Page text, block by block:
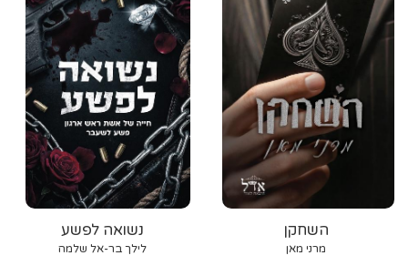
נשואה לפשע
לילך בר-אל שלמה
השחקן
מרני מאן